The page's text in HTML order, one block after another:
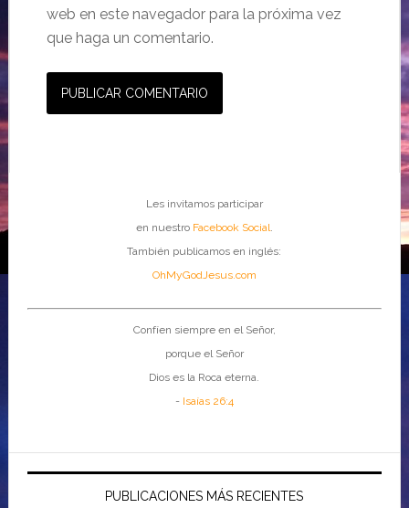
web en este navegador para la próxima vez
que haga un comentario.
Les invitamos participar
en nuestro Facebook Social.
También publicamos en inglés:
OhMyGodJesus.com
Confíen siempre en el Señor,
porque el Señor
Dios es la Roca eterna.
- Isaías 26:4
PUBLICACIONES MÁS RECIENTES